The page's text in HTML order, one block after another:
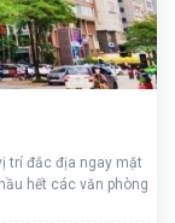
trí đắc địa ngay mặt
hết các văn phòng